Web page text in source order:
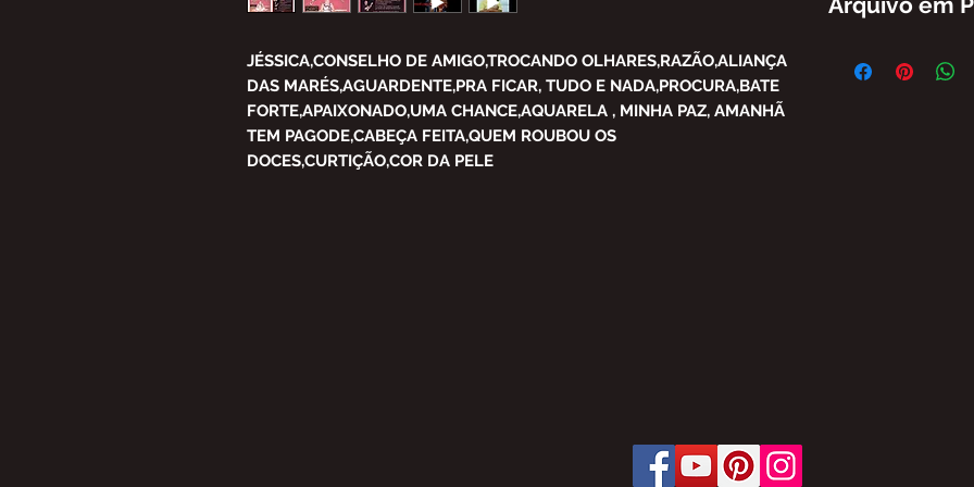
JÉSSICA,CONSELHO DE AMIGO,TROCANDO OLHARES,RAZÃO,ALIANÇA
DAS MARÉS,AGUARDENTE,PRA FICAR, TUDO E NADA,PROCURA,BATE
FORTE,APAIXONADO,UMA CHANCE,AQUARELA , MINHA PAZ, AMANHÃ
TEM PAGODE,CABEÇA FEITA,QUEM ROUBOU OS
DOCES,CURTIÇÃO,COR DA PELE
PARCIAL DO